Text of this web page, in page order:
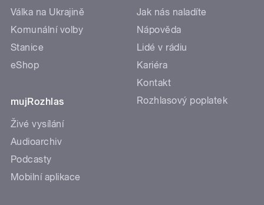
Válka na Ukrajině
Komunální volby
Stanice
eShop
mujRozhlas
Živé vysílání
Audioarchiv
Podcasty
Mobilní aplikace
Jak nás naladíte
Nápověda
Lidé v rádiu
Kariéra
Kontakt
Rozhlasový poplatek